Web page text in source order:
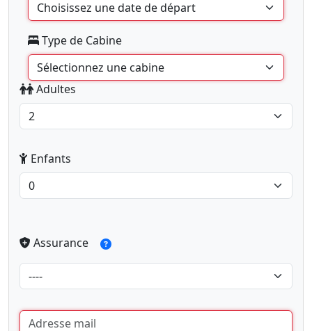
Type de Cabine
Adultes
Enfants
Assurance